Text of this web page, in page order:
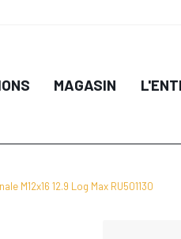
MAGASIN
M12x16 12.9 Log Max RU501130